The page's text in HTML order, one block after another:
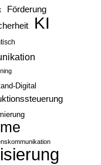
Förderung
KI
Digital